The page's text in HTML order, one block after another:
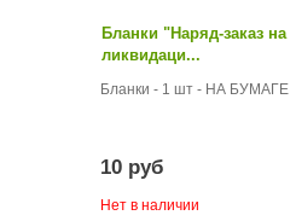
Бланки "Наряд-заказ на
ликвидаци...
Бланки - 1 шт - НА БУМАГЕ
10 руб
Нет в наличии